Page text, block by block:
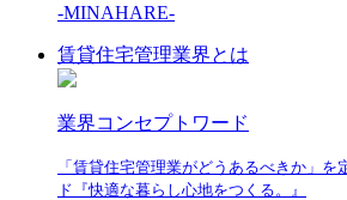
-MINAHARE-
賃貸住宅管理業界とは
業界コンセプトワード
「賃貸住宅管理業がどうあるべきか」
ド『快適な暮らし心地をつくる。』